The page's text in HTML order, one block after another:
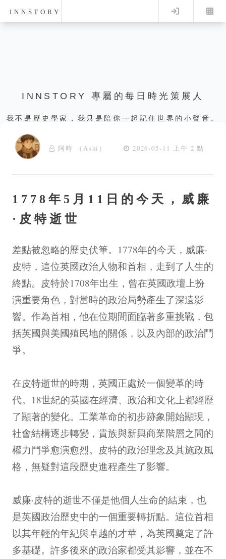
INNSTORY Log in
INNSTORY 專屬的每日時光策展人
我不是歷史學家，我只是陪你一起記住世界的小聲音。
阿時 （Ashi） 2026-05-11 上午 2 點
1778年5月11日的今天，威廉
·皮特逝世
差點被忽略的歷史伏筆。1778年的今天，威廉·
皮特，這位英國政治人物和首相，走到了人生的
終點。皮特於1708年出生，曾在英國政壇上扮
演重要角色，對當時的政治局勢產生了深遠影
響。作為首相，他在位期間面臨著多重挑戰，包
括英國與美國殖民地的關係，以及內部的政治鬥
爭。
在皮特逝世的時期，英國正處於一個變革的時
代。18世紀的英國在經濟、政治和文化上都經歷
了顯著的變化。工業革命的初步跡象開始顯現，
社會結構逐步轉變，貴族與新興商業階層之間的
權力鬥爭愈演愈烈。皮特的政治理念及其施政風
格，無疑對這段歷史進程產生了影響。
威廉·皮特的逝世不僅是他個人生命的結束，也
是英國政治歷史中的一個重要轉折點。這位首相
以其年輕的年紀與卓越的才華，為英國奠定了許
多基礎。許多後來的政治家都受其影響，並在不